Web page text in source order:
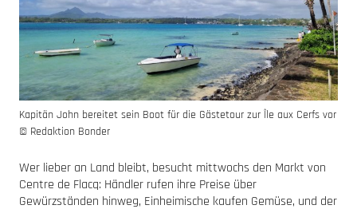
Kapitän John bereitet sein Boot für die Gästetour zur Île aux Cerfs vor
© Redaktion Bonder
Wer lieber an Land bleibt, besucht mittwochs den Markt von
Centre de Flacq: Händler rufen ihre Preise über
Gewürzständen hinweg, Einheimische kaufen Gemüse, und der